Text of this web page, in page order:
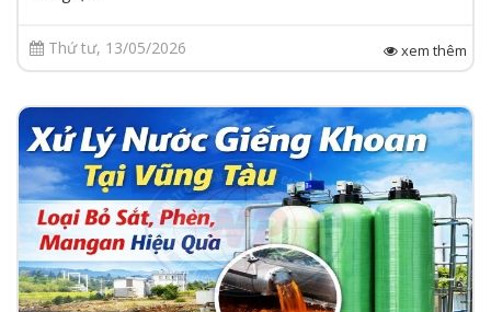
Thứ tư, 13/05/2026 xem thêm